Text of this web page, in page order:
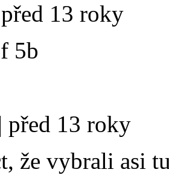
před 13 roky
5b
| před 13 roky
že vybrali asi